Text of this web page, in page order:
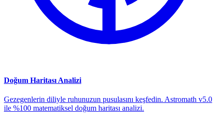
Doğum Haritası Analizi
Gezegenlerin diliyle ruhunuzun pusulasını keşfedin. Astromath v5.0
ile %100 matematiksel doğum haritası analizi.